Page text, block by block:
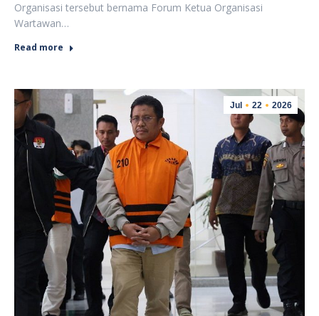
Organisasi tersebut bernama Forum Ketua Organisasi
Wartawan…
Read more
Jul 22 2026